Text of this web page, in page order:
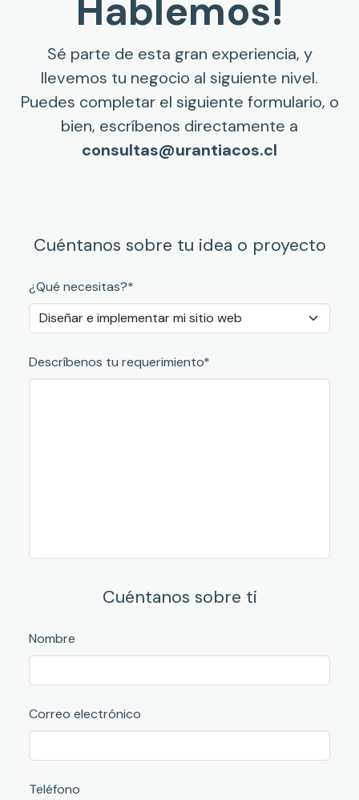
Hablemos!
Sé parte de esta gran experiencia, y
llevemos tu negocio al siguiente nivel.
Puedes completar el siguiente formulario, o
bien, escríbenos directamente a
consultas@urantiacos.cl
Cuéntanos sobre tu idea o proyecto
¿Qué necesitas?*
Descríbenos tu requerimiento*
Cuéntanos sobre ti
Nombre
Correo electrónico
Teléfono